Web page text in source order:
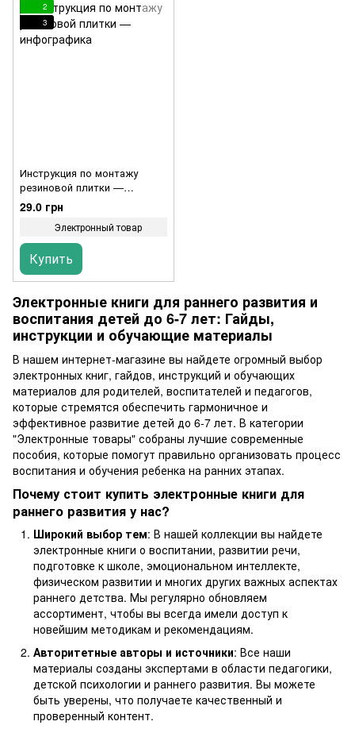
2
3
Инструкция по монтажу
резиновой плитки —
инфографика
29.0 грн
Электронный товар
Купить
Электронные книги для раннего развития и
воспитания детей до 6-7 лет: Гайды,
инструкции и обучающие материалы
В нашем интернет-магазине вы найдете огромный выбор
электронных книг, гайдов, инструкций и обучающих
материалов для родителей, воспитателей и педагогов,
которые стремятся обеспечить гармоничное и
эффективное развитие детей до 6-7 лет. В категории
"Электронные товары" собраны лучшие современные
пособия, которые помогут правильно организовать процесс
воспитания и обучения ребенка на ранних этапах.
Почему стоит купить электронные книги для
раннего развития у нас?
Широкий выбор тем: В нашей коллекции вы найдете
электронные книги о воспитании, развитии речи,
подготовке к школе, эмоциональном интеллекте,
физическом развитии и многих других важных аспектах
раннего детства. Мы регулярно обновляем
ассортимент, чтобы вы всегда имели доступ к
новейшим методикам и рекомендациям.
Авторитетные авторы и источники: Все наши
материалы созданы экспертами в области педагогики,
детской психологии и раннего развития. Вы можете
быть уверены, что получаете качественный и
проверенный контент.